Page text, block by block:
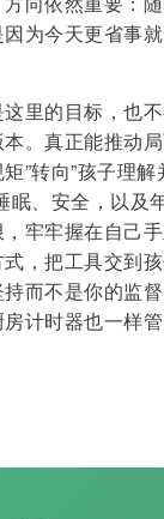
为今天更省事
里的目标，也
。真正能推动
”转向”孩子理
眠、安全，以及
牢牢握在自己
，把工具交到
而不是你的监督
计时器也一样管